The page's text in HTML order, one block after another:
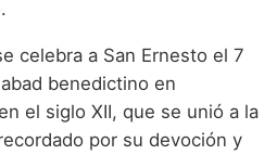
celebra a San Ernesto el 7
benedictino en
el siglo XII, que se unió a la
por su devoción y